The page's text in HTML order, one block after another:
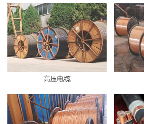
高压电缆